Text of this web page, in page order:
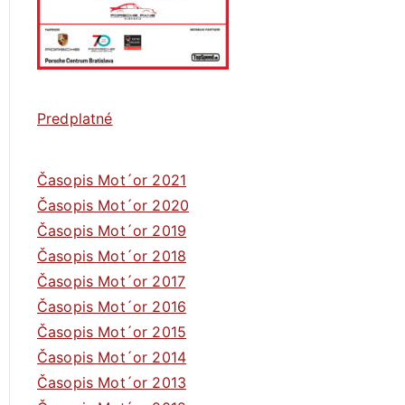
Predplatné
Časopis Mot´or 2021
Časopis Mot´or 2020
Časopis Mot´or 2019
Časopis Mot´or 2018
Časopis Mot´or 2017
Časopis Mot´or 2016
Časopis Mot´or 2015
Časopis Mot´or 2014
Časopis Mot´or 2013